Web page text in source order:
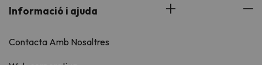
Informació i ajuda
Contacta Amb Nosaltres